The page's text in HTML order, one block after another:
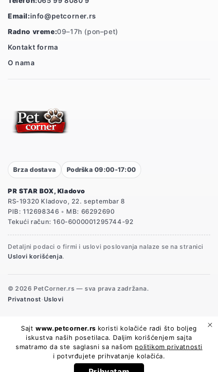
Potrebna pomoć?
Email:info@petcorner.rs
Radno vreme:09–17h (pon–pet)
Kontakt forma
O nama
Brza dostava Podrška 09:00-17:00
PR STAR BOX, Kladovo
RS-19320 Kladovo, 22. septembar 8
PIB: 112698346 • MB: 66292690
Tekući račun: 160-6000001295744-92
Detaljni podaci o firmi i uslovi poslovanja nalaze se na stranici
Uslovi korišćenja.
© 2026 PetCorner.rs — sva prava zadržana.
Privatnost· Uslovi
Sajtwww.petcorner.rs koristi kolačiće radi što boljeg
iskustva naših posetilaca. Daljim korišćenjem sajta
smatramo da ste saglasni sa našom politikom privatnosti
i potvrđujete prihvatanje kolačića.